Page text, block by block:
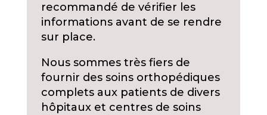
recommandé de vérifier les
informations avant de se rendre
sur place.
Nous sommes très fiers de
fournir des soins orthopédiques
complets aux patients de divers
hôpitaux et centres de soins